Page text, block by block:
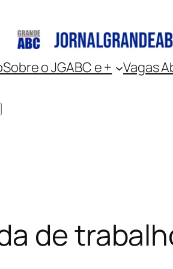
Sobre o JGABC e + Vagas
de